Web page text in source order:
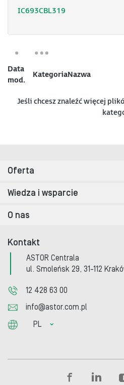
IC693CBL319
Data
mod.
KategoriaNazwa
Jeśli chcesz znaleźć więcej
Oferta
Wiedza i wsparcie
O nas
Kontakt
ASTOR Centrala
ul. Smoleńsk 29, 31-112
12 428 63 00
info@astor.com.pl
PL